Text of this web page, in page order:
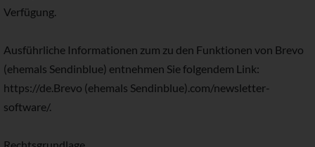
Verfügung.
Ausführliche Informationen zum zu den Funktionen von Brevo
(ehemals Sendinblue) entnehmen Sie folgendem Link:
https://de.Brevo (ehemals Sendinblue).com/newsletter-
software/.